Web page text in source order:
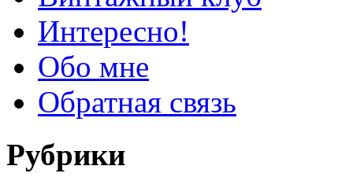
Интересно!
Обо мне
Обратная связь
Рубрики